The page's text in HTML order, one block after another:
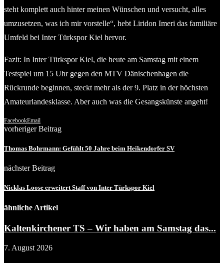
steht komplett auch hinter meinen Wünschen und versucht, alles
umzusetzen, was ich mir vorstelle“, hebt Liridon Imeri das familiäre
Umfeld bei Inter Türkspor Kiel hervor.
Fazit: In Inter Türkspor Kiel, die heute am Samstag mit einem
Testspiel um 15 Uhr gegen den MTV Dänischenhagen die
Rückrunde beginnen, steckt mehr als der 9. Platz in der höchsten
Amateurlandesklasse. Aber auch was die Gesangskünste angeht!
FacebookEmail
vorheriger Beitrag
Thomas Bohrmann: Gefühlt 50 Jahre beim Heikendorfer SV
nächster Beitrag
Nicklas Loose erweitert Staff von Inter Türkspor Kiel
ähnliche Artikel
Kaltenkirchener TS – Wir haben am Samstag das...
7. August 2026